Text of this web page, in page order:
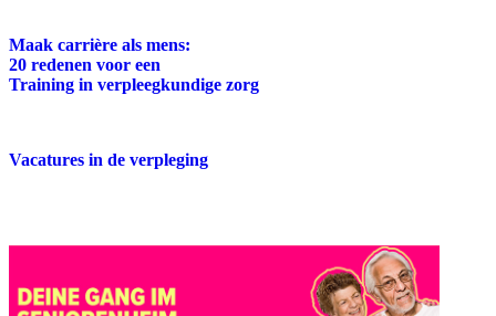
Maak carrière als mens:
20 redenen voor een
Training in verpleegkundige zorg
Vacatures in de verpleging